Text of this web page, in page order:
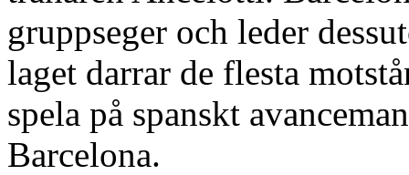
gruppseger och leder
laget darrar de flesta
spela på spanskt
Barcelona.